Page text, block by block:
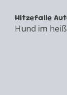
Hitzefalle
Hund im